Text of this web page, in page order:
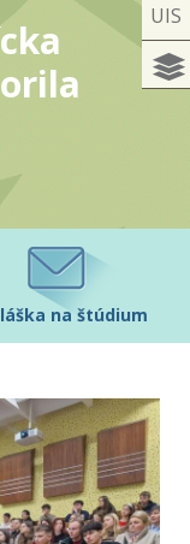
UIS
na štúdium